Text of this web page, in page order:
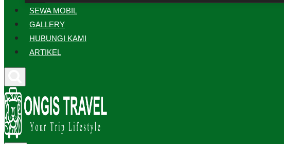
SEWA MOBIL
GALLERY
HUBUNGI KAMI
ARTIKEL